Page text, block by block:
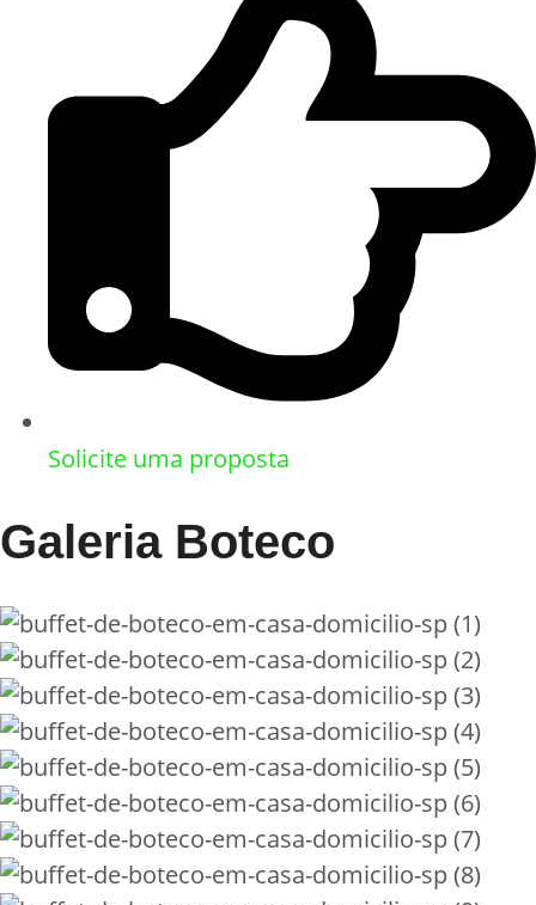
Solicite uma proposta
Galeria Boteco